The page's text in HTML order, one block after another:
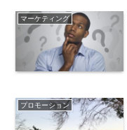
マーケティング
プロモーション